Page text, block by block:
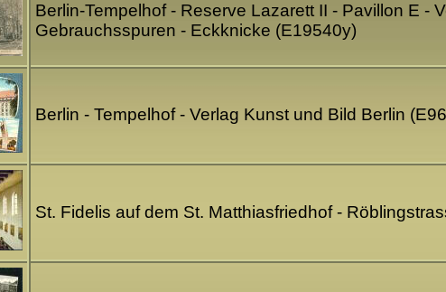
Berlin-Tempelhof - Reserve Lazarett II - Pavillon E -
Gebrauchsspuren - Eckknicke (E19540y)
Berlin - Tempelhof - Verlag Kunst und Bild Berlin
St. Fidelis auf dem St. Matthiasfriedhof -